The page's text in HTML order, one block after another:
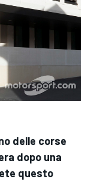
delle corse
dopo una
questo